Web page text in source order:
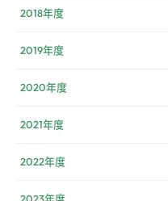
2018年度
2019年度
2020年度
2021年度
2022年度